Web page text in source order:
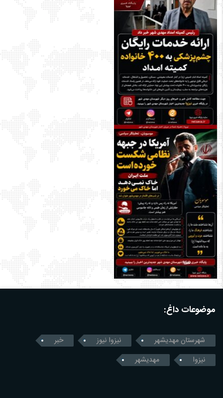
موضوعات داغ:
شهرستان مهدیشهر نیزوا نیوز
خبر
نیزوا
مهدیشهر